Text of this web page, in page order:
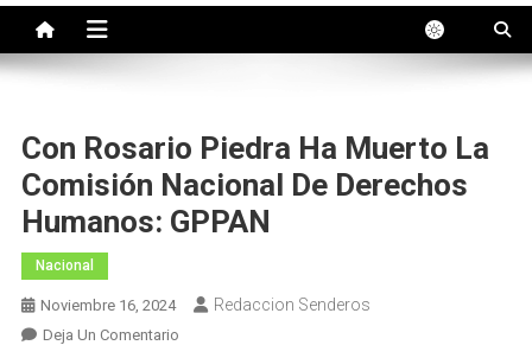
Con Rosario Piedra Ha Muerto La
Comisión Nacional De Derechos
Humanos: GPPAN
Nacional
Noviembre 16, 2024 Redaccion Senderos
Deja Un ComentarioEn